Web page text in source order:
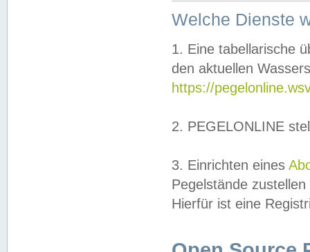
Welche Dienste
1. Eine tabellarische
den aktuellen
https://
2. PEGELONLINE
3. Einrichten eines
Pegelstände
Hierfür ist eine